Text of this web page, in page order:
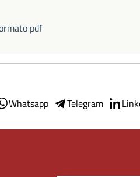
pdf
Whatsapp Telegram